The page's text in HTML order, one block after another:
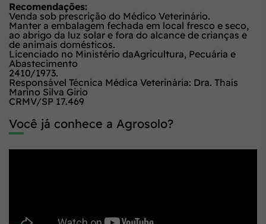
Recomendações:
Venda sob prescrição do Médico Veterinário.
Manter a embalagem fechada em local fresco e seco,
ao abrigo da luz solar e fora do alcance de crianças e
de animais domésticos.
Licenciado no Ministério daAgricultura, Pecuária e
Abastecimento
2410/1973.
Responsável Técnica Médica Veterinária: Dra. Thaís
Marino Silva Girio
CRMV/SP 17.469
Você já conhece a Agrosolo?